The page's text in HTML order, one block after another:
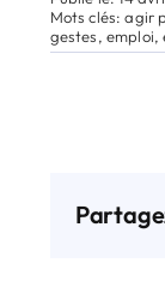
Mots clés:agir
gestes, emploi,